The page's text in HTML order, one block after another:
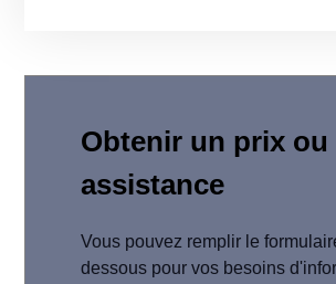
Obtenir un prix ou
assistance
Vous pouvez remplir le
dessous pour vos besoins